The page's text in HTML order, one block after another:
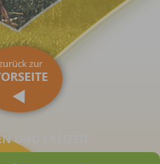
UND FREIZEIT